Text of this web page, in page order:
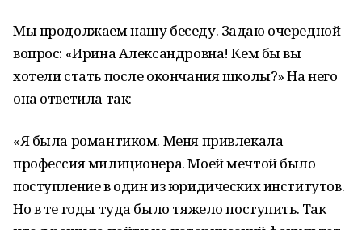
Мы продолжаем нашу беседу. Задаю очередной
вопрос: «Ирина Александровна! Кем бы вы
хотели стать после окончания школы?» На него
она ответила так:
«Я была романтиком. Меня привлекала
профессия милиционера. Моей мечтой было
поступление в один из юридических институтов.
Но в те годы туда было тяжело поступить. Так